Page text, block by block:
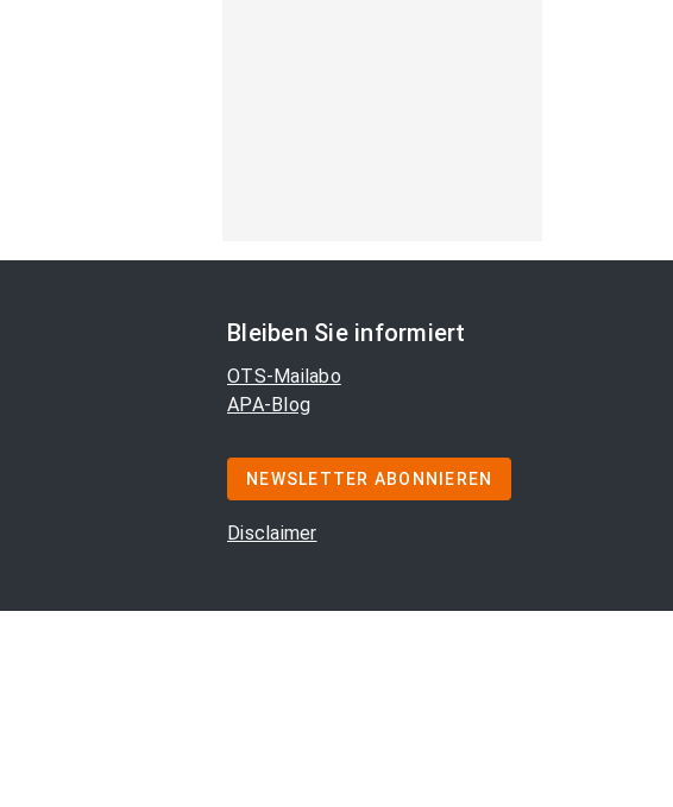
Bleiben Sie informiert
OTS-Mailabo
APA-Blog
NEWSLETTER ABONNIEREN
Disclaimer